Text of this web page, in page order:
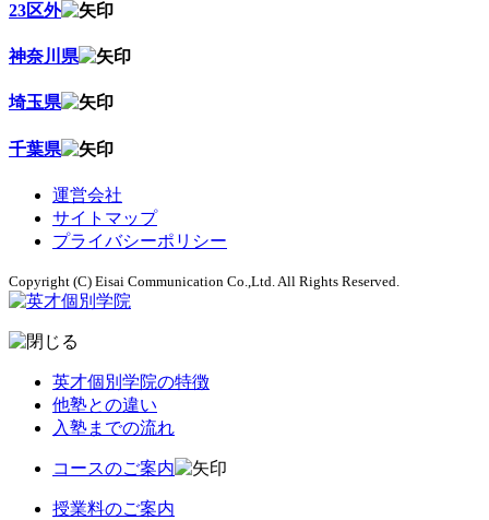
23区外
神奈川県
埼玉県
千葉県
運営会社
サイトマップ
プライバシーポリシー
Copyright (C) Eisai Communication Co.,Ltd. All Rights Reserved.
英才個別学院の特徴
他塾との違い
入塾までの流れ
コースのご案内
授業料のご案内